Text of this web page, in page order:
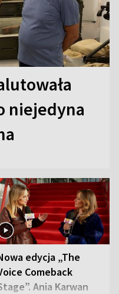
niejedyna
edycja „The
Comeback
Ania Karwan